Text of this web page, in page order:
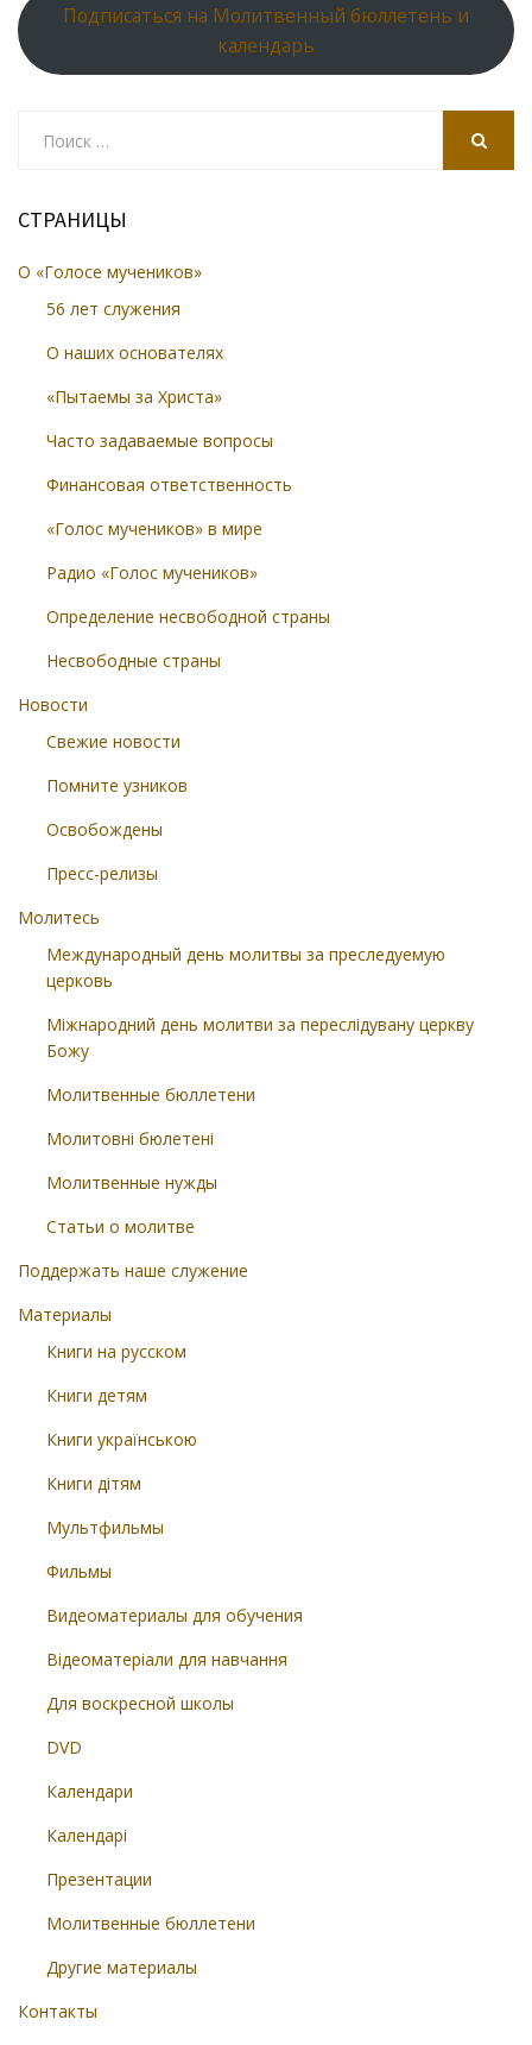
Подписаться на Молитвенный бюллетень и
календарь
СТРАНИЦЫ
О «Голосе мучеников»
56 лет служения
О наших основателях
«Пытаемы за Христа»
Часто задаваемые вопросы
Финансовая ответственность
«Голос мучеников» в мире
Радио «Голос мучеников»
Определение несвободной страны
Несвободные страны
Новости
Свежие новости
Помните узников
Освобождены
Пресс-релизы
Молитесь
Международный день молитвы за преследуемую
церковь
Міжнародний день молитви за переслідувану церкву
Божу
Молитвенные бюллетени
Молитовні бюлетені
Молитвенные нужды
Статьи о молитве
Поддержать наше служение
Материалы
Книги на русском
Книги детям
Книги українською
Книги дітям
Мультфильмы
Фильмы
Видеоматериалы для обучения
Відеоматеріали для навчання
Для воскресной школы
DVD
Календари
Календарі
Презентации
Молитвенные бюллетени
Другие материалы
Контакты